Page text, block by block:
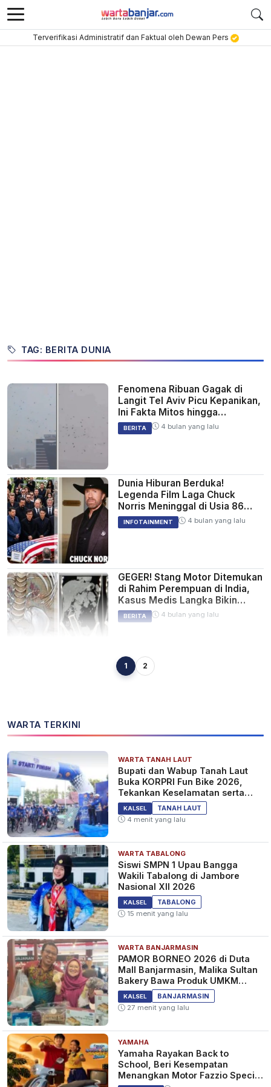
Terverifikasi Administratif dan Faktual oleh Dewan Pers
TAG: BERITA DUNIA
Fenomena Ribuan Gagak di
Langit Tel Aviv Picu Kepanikan,
Ini Fakta Mitos hingga
Penjelasan Ilmiah
BERITA 4 bulan yang lalu
Dunia Hiburan Berduka!
Legenda Film Laga Chuck
Norris Meninggal di Usia 86
Tahun
INFOTAINMENT 4 bulan yang lalu
GEGER! Stang Motor Ditemukan
di Rahim Perempuan di India,
Kasus Medis Langka Bikin
Dokter Terkejut
BERITA 4 bulan yang lalu
Teheran Diselimuti Gas
DUNIA HEBOH! Putin Sebut
Greenland Bisa Ditebus Rp17
Triliun Jika Trump Nekat Ambil
Alih
BERITA 6 bulan yang lalu
Hakim Indiana dan Istri
Ditembak di Rumah, FBI Gerak
Cepat Kejar Pelaku yang Buron
BERITA 6 bulan yang lalu
KIM JONG-UN Ikut Bekerja
Bangun Memorial Prajurit Korut
di Pyongyang, Aksi Naik Forklift
Jadi Sorotan Dunia!
BERITA 7 bulan yang lalu
TRAGIS! Pesawat Meledak di
Bandara AS, 7 Orang Tewas
Termasuk Mantan Pembalap
NASCAR dan Keluarganya
1 2
WARTA TERKINI
WARTA TANAH LAUT
Bupati dan Wabup Tanah Laut
Buka KORPRI Fun Bike 2026,
Tekankan Keselamatan serta
Kebersamaan
KALSEL
TANAH LAUT
4 menit yang lalu
WARTA TABALONG
Siswi SMPN 1 Upau Bangga
Wakili Tabalong di Jambore
Nasional XII 2026
KALSEL
TABALONG
15 menit yang lalu
WARTA BANJARMASIN
PAMOR BORNEO 2026 di Duta
Mall Banjarmasin, Malika Sultan
Bakery Bawa Produk UMKM
Tanah Bumbu
KALSEL
BANJARMASIN
27 menit yang lalu
YAMAHA
Yamaha Rayakan Back to
School, Beri Kesempatan
Menangkan Motor Fazzio Special